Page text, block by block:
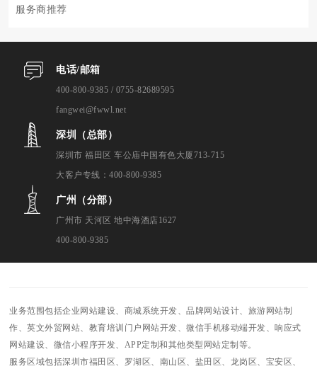
服务商推荐
电话/邮箱
400-800-9385 / 0755-82689595
fangwei@fwwl.net
深圳（总部）
深圳市 福田区 车公庙中国有色大厦713-715
大客户专线：400-800-9385
广州（分部）
广州市 天河区 地中海酒店1627
400-800-9385
业务范围包括企业网站建设、商城系统开发、品牌网站设计、旅游网站制
作、英文外贸网站、教育培训门户网站开发、微信手机移动端开发、响应式
网站建设、微信小程序开发、APP定制和其他类型网站定制等。
服务区域包括深圳市福田区、罗湖区、南山区、盐田区、龙岗区、宝安区、